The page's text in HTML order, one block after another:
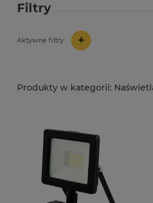
Filtry
Aktywne filtry: +